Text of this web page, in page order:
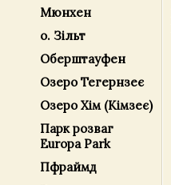
Мюнхен
о. Зільт
Оберштауфен
Озеро Тегернзеє
Озеро Хім (Кімзеє)
Парк розваг
Europa Park
Пфраймд